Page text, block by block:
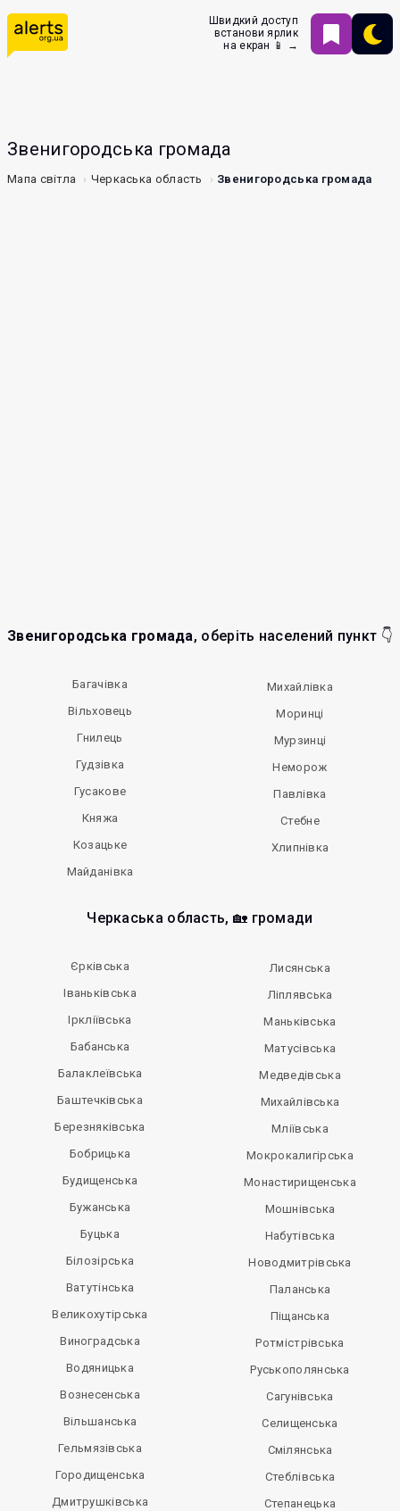
Швидкий доступ
встанови ярлик
на екран 📱 →
Звенигородська громада
Мапа світла Черкаська область Звенигородська громада
Звенигородська громада, оберіть населений пункт 👇
Багачівка
Вільховець
Гнилець
Гудзівка
Гусакове
Княжа
Козацьке
Майданівка
Михайлівка
Моринці
Мурзинці
Неморож
Павлівка
Стебне
Хлипнівка
Черкаська область, 🏡 громади
Єрківська
Іваньківська
Іркліївська
Бабанська
Балаклеївська
Баштечківська
Березняківська
Бобрицька
Будищенська
Бужанська
Буцька
Білозірська
Ватутінська
Великохутірська
Виноградська
Водяницька
Вознесенська
Вільшанська
Гельмязівська
Городищенська
Дмитрушківська
Лисянська
Ліплявська
Маньківська
Матусівська
Медведівська
Михайлівська
Мліївська
Мокрокалигірська
Монастирищенська
Мошнівська
Набутівська
Новодмитрівська
Паланська
Піщанська
Ротмістрівська
Руськополянська
Сагунівська
Селищенська
Смілянська
Стеблівська
Степанецька